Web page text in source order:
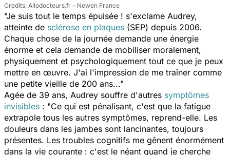
Allodocteurs.fr - Newen France
"Je suis tout le temps épuisée ! s'exclame Audrey,
atteinte de sclérose en plaques (SEP) depuis 2006.
Chaque chose de la journée demande une énergie
énorme et cela demande de mobiliser moralement,
physiquement et psychologiquement tout ce que je peux
mettre en œuvre. J'ai l'impression de me traîner comme
une petite vieille de 200 ans..."
Agée de 39 ans, Audrey souffre d'autres symptômes
invisibles : "Ce qui est pénalisant, c'est que la fatigue
extrapole tous les autres symptômes, reprend-elle. Les
douleurs dans les jambes sont lancinantes, toujours
présentes. Les troubles cognitifs me gênent énormément
dans la vie courante : c'est le néant quand je cherche